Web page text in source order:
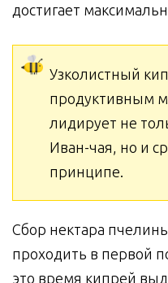
достигает
Узколистный
продуктивным
лидирует не
Иван-чая, но и
принципе.
Сбор нектара
проходить в первой
это время кипрей